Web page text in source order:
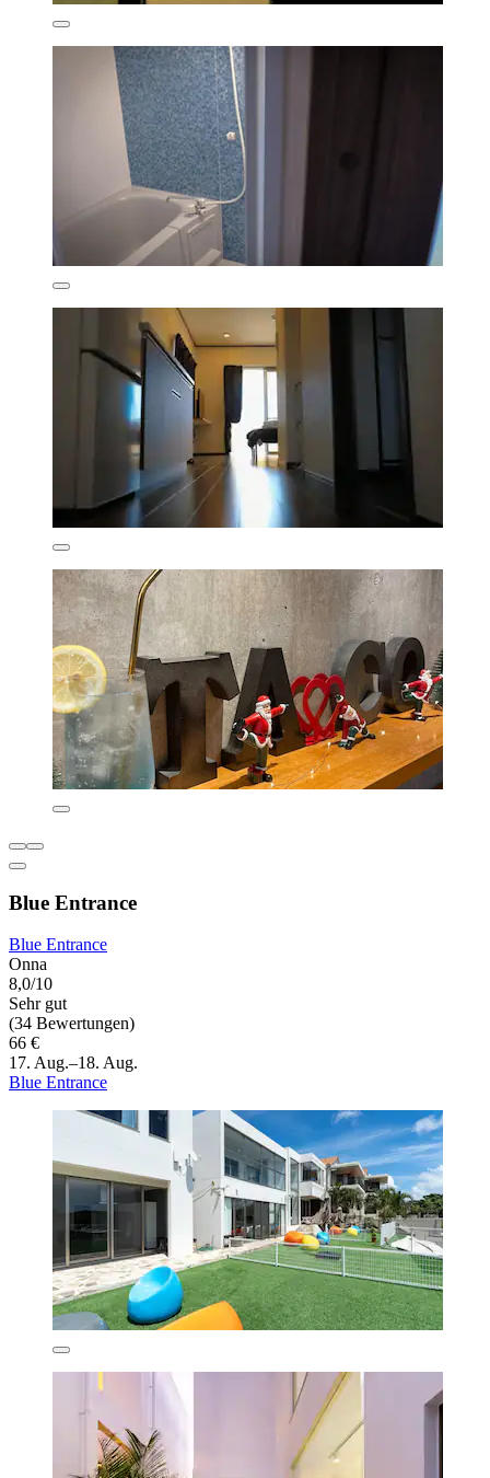
Blue Entrance
Blue Entrance
Onna
8,0/10
Sehr gut
(34 Bewertungen)
66 €
17. Aug.–18. Aug.
Blue Entrance